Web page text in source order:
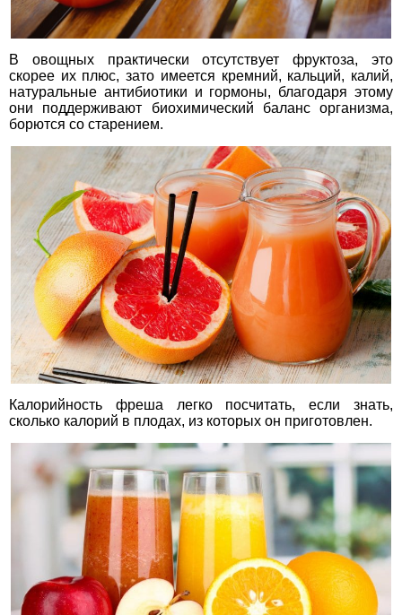
В овощных практически отсутствует фруктоза, это
скорее их плюс, зато имеется кремний, кальций, калий,
натуральные антибиотики и гормоны, благодаря этому
они поддерживают биохимический баланс организма,
борются со старением.
Калорийность фреша легко посчитать, если знать,
сколько калорий в плодах, из которых он приготовлен.